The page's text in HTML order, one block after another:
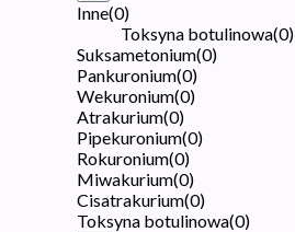
Inne(0)
Toksyna botulinowa(0)
Suksametonium(0)
Pankuronium(0)
Wekuronium(0)
Atrakurium(0)
Pipekuronium(0)
Rokuronium(0)
Miwakurium(0)
Cisatrakurium(0)
Toksyna botulinowa(0)